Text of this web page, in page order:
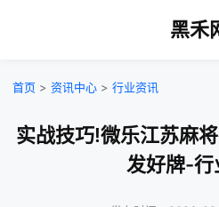
黑禾
首页 > 资讯中心 > 行业资讯
实战技巧!微乐江苏麻
发好牌-行